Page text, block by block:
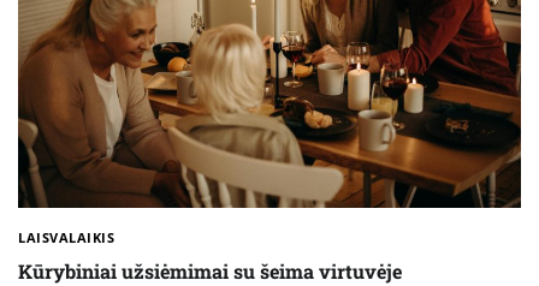
LAISVALAIKIS
Kūrybiniai užsiėmimai su šeima virtuvėje